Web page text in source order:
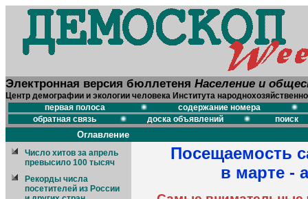
Электронная версия бюллетеня Население и
Центр демографии и экологии человека Института
первая полоса
содержание номера
обратная связь
доска объявлений поиск
Оглавление
Число хитов за апрель
превысило 100 тысяч
Рекорды числа
посетителей из России
Посещаемость
в марте -